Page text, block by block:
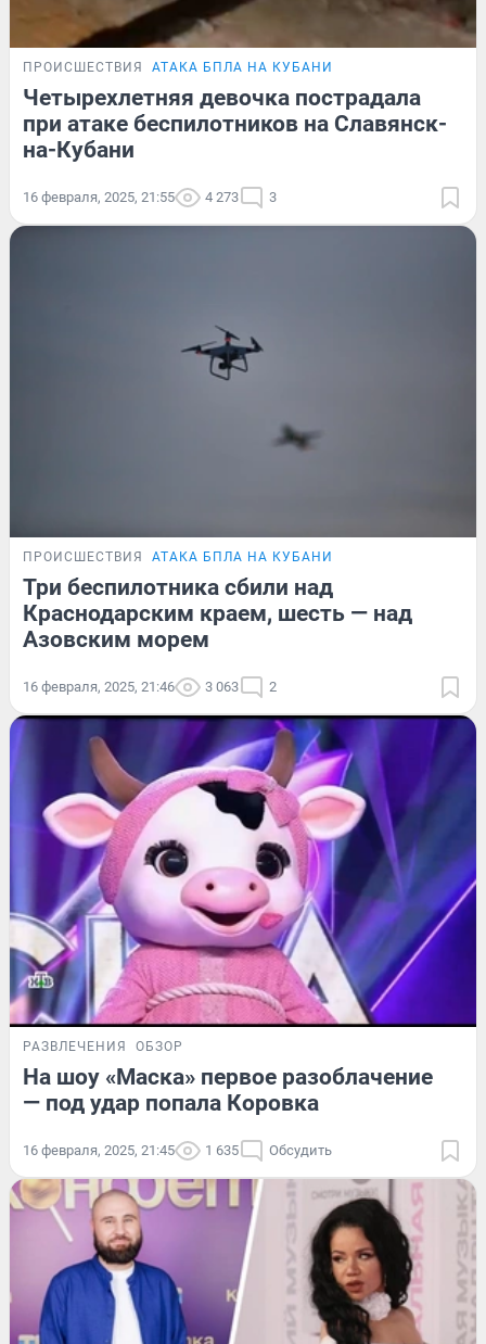
ПРОИСШЕСТВИЯ АТАКА БПЛА НА КУБАНИ
Четырехлетняя девочка пострадала
при атаке беспилотников на Славянск-
на-Кубани
16 февраля, 2025, 21:55 4 273 3
ПРОИСШЕСТВИЯ АТАКА БПЛА НА КУБАНИ
Три беспилотника сбили над
Краснодарским краем, шесть — над
Азовским морем
16 февраля, 2025, 21:46 3 063 2
РАЗВЛЕЧЕНИЯ ОБЗОР
На шоу «Маска» первое разоблачение
— под удар попала Коровка
16 февраля, 2025, 21:45 1 635 Обсудить